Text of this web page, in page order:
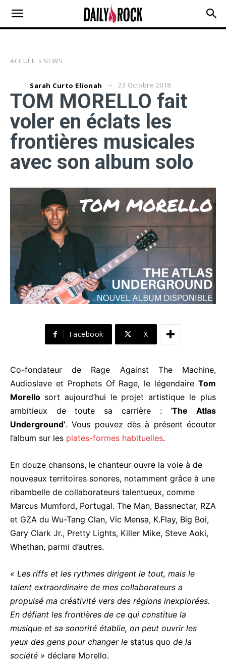
ACCUEIL NEWS
Sarah Curto Elionah 23 Octobre 2018
TOM MORELLO fait
voler en éclats les
frontières musicales
avec son album solo
Facebook X
Co-fondateur de Rage Against The Machine,
Audioslave et Prophets Of Rage, le légendaire Tom
Morello sort aujourd’hui le projet artistique le plus
ambitieux de toute sa carrière : ‘The Atlas
Underground’. Vous pouvez dès à présent écouter
l’album sur les plates-formes habituelles.
En douze chansons, le chanteur ouvre la voie à de
nouveaux territoires sonores, notamment grâce à une
ribambelle de collaborateurs talentueux, comme
Marcus Mumford, Portugal. The Man, Bassnectar, RZA
et GZA du Wu-Tang Clan, Vic Mensa, K.Flay, Big Boi,
Gary Clark Jr., Pretty Lights, Killer Mike, Steve Aoki,
Whethan, parmi d’autres.
« Les riffs et les rythmes dirigent le tout, mais le
talent extraordinaire de mes collaborateurs a
propulsé ma créativité vers des régions inexplorées.
En défiant les frontières de ce qui constitue la
musique et sa sonorité établie, on peut ouvrir les
yeux des gens pour changer le status quo de la
société » déclare Morello.